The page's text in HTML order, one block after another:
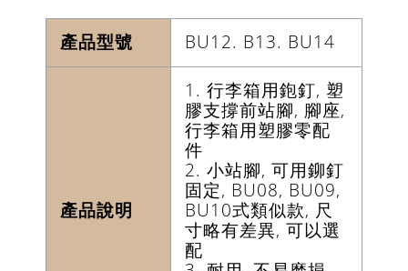
產品型號 BU12. B13. BU14
產品說明
1. 行李箱用鉋釘, 塑
膠支撐前站腳, 腳座,
行李箱用塑膠零配
件
2. 小站腳, 可用鉚釘
固定, BU08, BU09,
BU10式類似款, 尺
寸略有差異, 可以選
配